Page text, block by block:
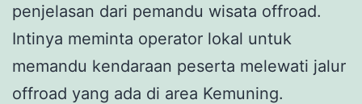
penjelasan dari pemandu wisata offroad.
Intinya meminta operator lokal untuk
memandu kendaraan peserta melewati jalur
offroad yang ada di area Kemuning.